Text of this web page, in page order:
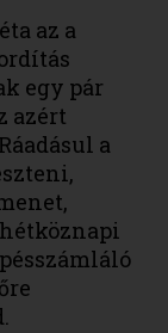
az a
egy pár
azért
a